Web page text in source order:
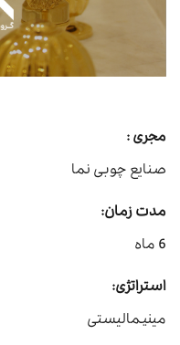
مجری :
صنایع چوبی نما
مدت زمان:
6 ماه
استراتژی:
مینیمالیستی